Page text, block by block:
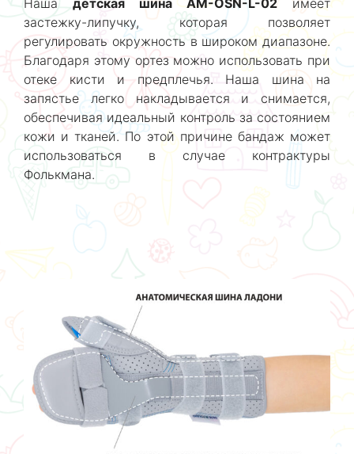
Нашадетская шина AM-OSN-L-02 имеет
застежку-липучку, которая позволяет
регулировать окружность в широком диапазоне.
Благодаря этому ортез можно использовать при
отеке кисти и предплечья. Наша шина на
запястье легко накладывается и снимается,
обеспечивая идеальный контроль за состоянием
кожи и тканей. По этой причине бандаж может
использоваться в случае контрактуры
Фолькмана.